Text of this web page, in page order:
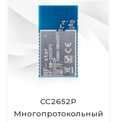
CC2652P
Многопротокольный